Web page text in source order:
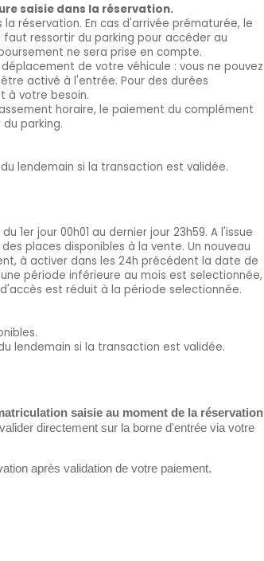
saisie dans la réservation.
réservation. En cas d'arrivée prématurée, le
ressortir du parking pour accéder au
ne sera prise en compte.
de votre véhicule : vous ne pouvez
activé à l'entrée. Pour des durées
à votre besoin.
horaire, le paiement du complément
parking.
lendemain si la transaction est validée.
1er jour 00h01 au dernier jour 23h59. A l'issue
places disponibles à la vente. Un nouveau
à activer dans les 24h précédent la date de
période inférieure au mois est selectionnée,
est réduit à la période selectionnée.
lendemain si la transaction est validée.
saisie au moment de la réservation
directement sur la borne d'entrée via votre
après validation de votre paiement.